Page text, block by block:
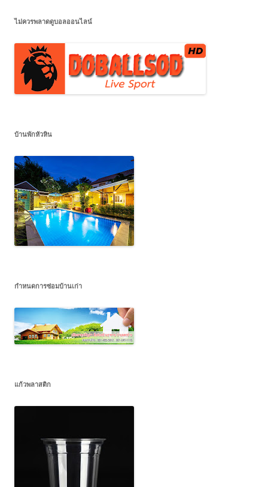
ไม่ควรพลาดดูบอลออนไลน์
บ้านพักหัวหิน
กำหนดการซ่อมบ้านเก่า
แก้วพลาสติก